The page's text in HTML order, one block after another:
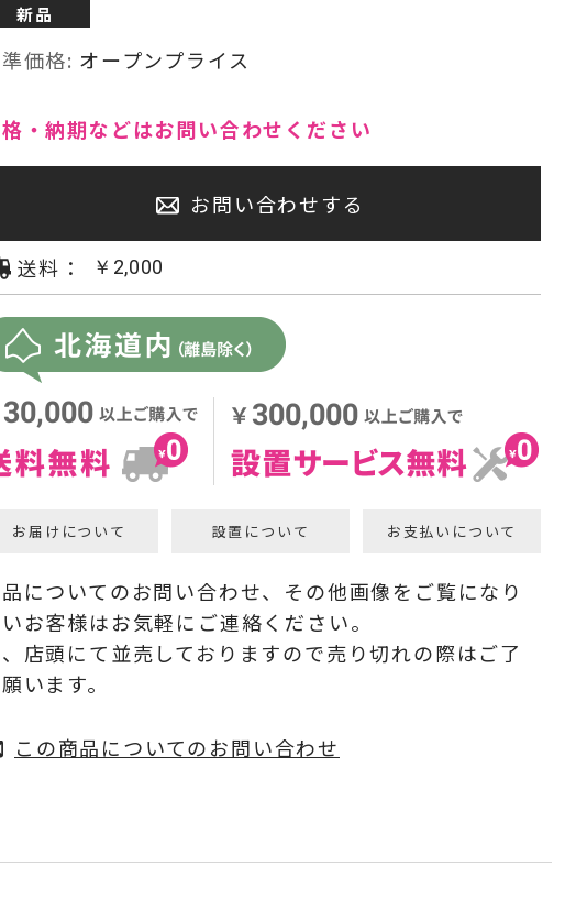
新品
価格: オープンプライス
・納期などはお問い合わせください
お問い合わせする
送料： ￥ 2,000
お届けについて 設置について お支払いについて
についてのお問い合わせ、その他画像をご覧になり
お客様はお気軽にご連絡ください。
店頭にて並売しておりますので売り切れの際はご了
います。
この商品についてのお問い合わせ